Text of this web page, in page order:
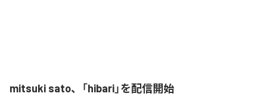
mitsuki sato、「hibari」を配信開始